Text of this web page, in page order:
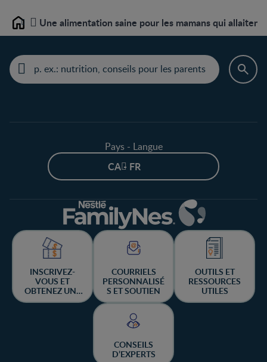
Home Une alimentation saine pour les mamans qui allaitent
Pays - Langue
CA - FR
INSCRIVEZ-
VOUS ET
OBTENEZ UNE
CHANCE DE
COURRIELS
PERSONNALISÉ
S ET SOUTIEN
OUTILS ET
RESSOURCES
UTILES
CONSEILS
D’EXPERTS